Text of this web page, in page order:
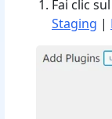
Fai clic
Staging |